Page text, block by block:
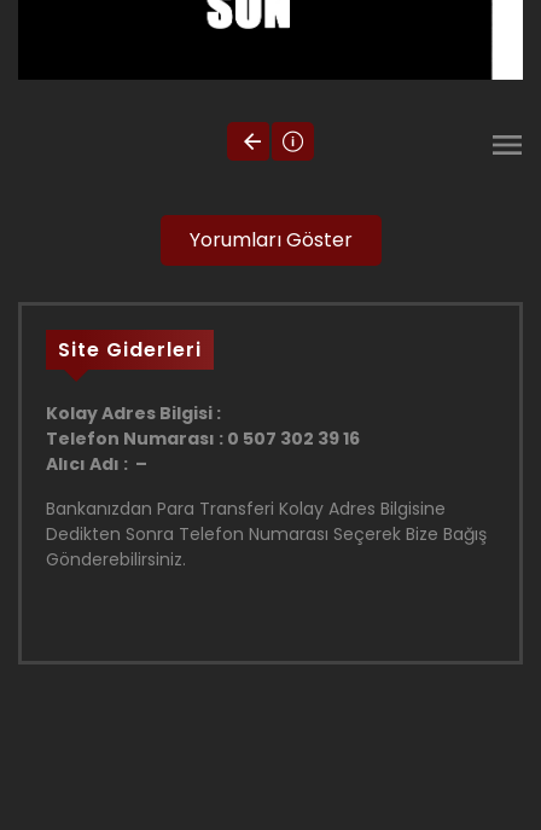
Yorumları Göster
Site Giderleri
Kolay Adres Bilgisi :
Telefon Numarası : 0 507 302 39 16
Alıcı Adı : –
Bankanızdan Para Transferi Kolay Adres Bilgisine
Dedikten Sonra Telefon Numarası Seçerek Bize Bağış
Gönderebilirsiniz.